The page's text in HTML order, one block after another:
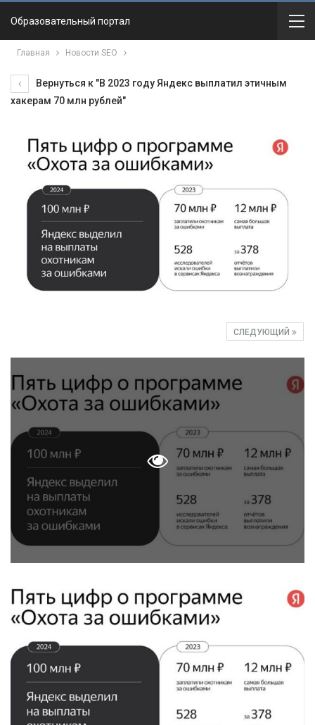
Образовательный портал
Главная Новости SEO
Вернуться к "В 2023 году Яндекс выплатил этичным
хакерам 70 млн рублей"
СЛЕДУЮЩИЙ